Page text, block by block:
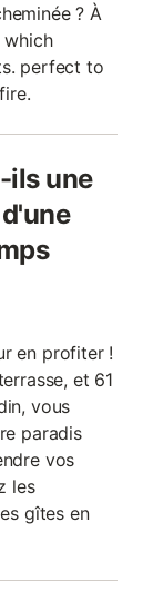
? À
which
perfect to
ils une
en profiter !
et 61
vous
paradis
vos
les
gîtes en